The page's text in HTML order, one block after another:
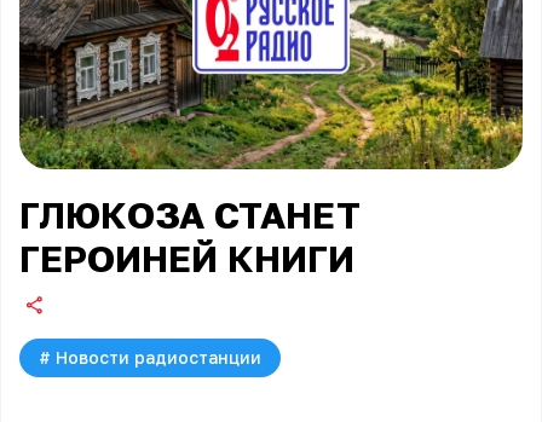
ГЛЮКОЗА СТАНЕТ
ГЕРОИНЕЙ КНИГИ
# Новости радиостанции